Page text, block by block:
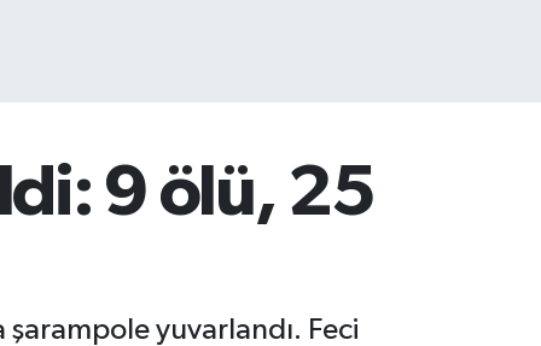
9 ölü, 25
yuvarlandı. Feci